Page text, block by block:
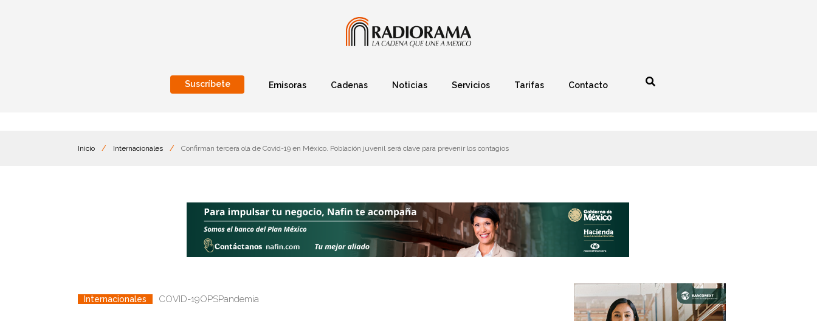
Suscríbete Emisoras Cadenas Noticias Servicios Tarifas Contacto
Inicio / Internacionales / Confirman tercera ola de Covid-19 en México. Población juvenil será clave para prevenir los contagios
Internacionales COVID-19OPSPandemia